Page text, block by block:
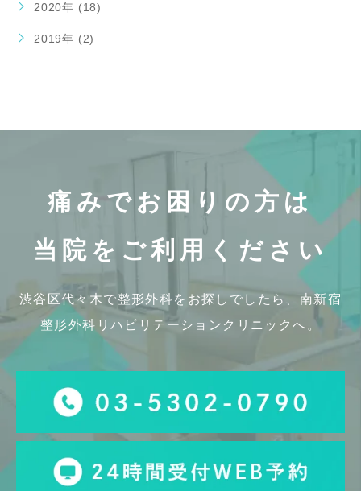
2020年 (18)
2019年 (2)
痛みでお困りの方は
当院をご利用ください
渋谷区代々木で整形外科をお探しでしたら、 南新宿
整形外科リハビリテーションクリニックへ。